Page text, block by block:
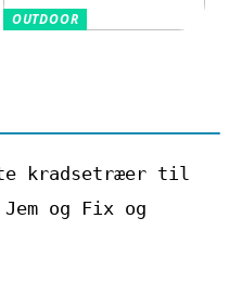
OUTDOOR
kradsetræer til
og Fix og